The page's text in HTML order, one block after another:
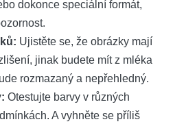
dokonce speciální formát,
Ujistěte se, že obrázky mají
jinak budete mít z mléka
rozmazaný a nepřehledný.
Otestujte barvy v různých
A vyhněte se příliš